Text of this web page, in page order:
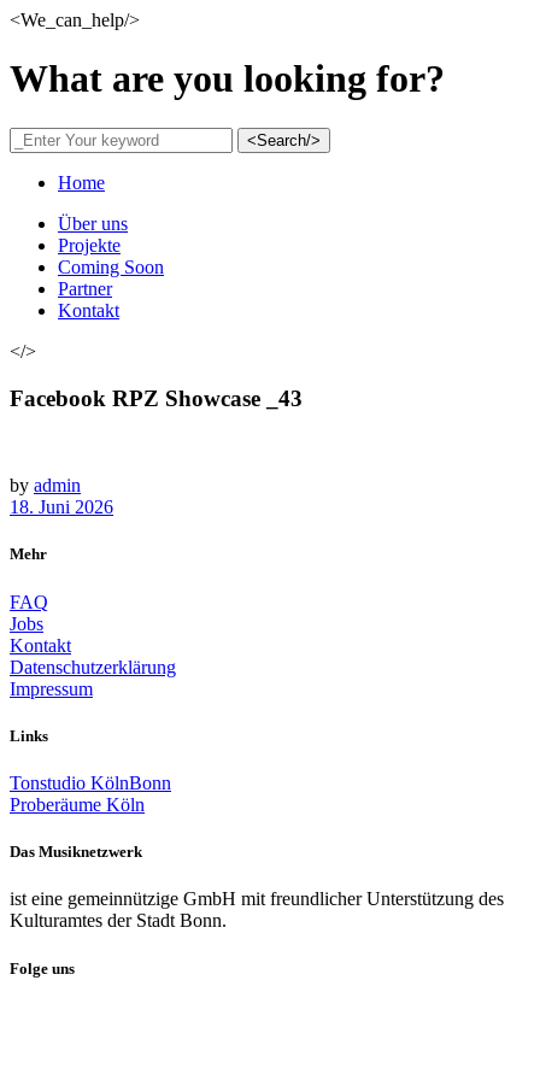
<We_can_help/>
What are you looking for?
<Search/>
Home
Über uns
Projekte
Coming Soon
Partner
Kontakt
</>
Facebook RPZ Showcase _43
by admin
18. Juni 2026
Mehr
FAQ
Jobs
Kontakt
Datenschutzerklärung
Impressum
Links
Tonstudio KölnBonn
Proberäume Köln
Das Musiknetzwerk
ist eine gemeinnützige GmbH mit freundlicher Unterstützung des
Kulturamtes der Stadt Bonn.
Folge uns